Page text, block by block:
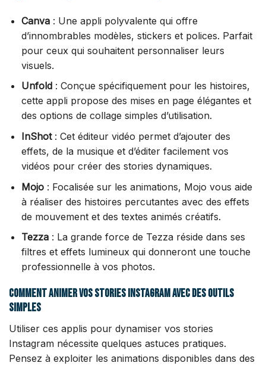
Canva: Une appli polyvalente qui offre
d’innombrables modèles, stickers et polices. Parfait
pour ceux qui souhaitent personnaliser leurs
visuels.
Unfold: Conçue spécifiquement pour les histoires,
cette appli propose des mises en page élégantes et
des options de collage simples d’utilisation.
InShot: Cet éditeur vidéo permet d’ajouter des
effets, de la musique et d’éditer facilement vos
vidéos pour créer des stories dynamiques.
Mojo: Focalisée sur les animations, Mojo vous aide
à réaliser des histoires percutantes avec des effets
de mouvement et des textes animés créatifs.
Tezza: La grande force de Tezza réside dans ses
filtres et effets lumineux qui donneront une touche
professionnelle à vos photos.
Comment animer vos stories Instagram avec des outils
simples
Utiliser ces applis pour dynamiser vos stories
Instagram nécessite quelques astuces pratiques.
Pensez à exploiter les animations disponibles dans des